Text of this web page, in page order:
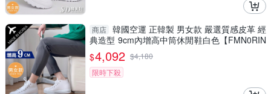
商店 韓國空運 正韓製 男女款 嚴選質感皮革 經
典造型 9cm內增高中筒休閒鞋白色【FMN0RIN
O2】SD韓美鞋
$4,092 $4,180
限時下殺